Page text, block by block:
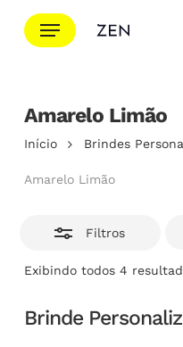
para
principal
Menu
Cotação
Amarelo Limão
Início Brindes
Amarelo Limão
Filtros
Exibindo todos 4
Brinde